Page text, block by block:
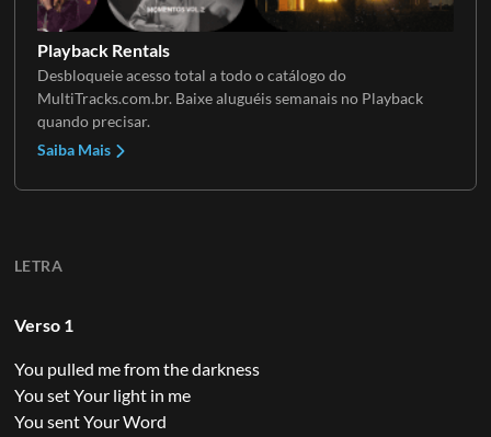
Playback Rentals
Desbloqueie acesso total a todo o catálogo do
MultiTracks.com.br. Baixe aluguéis semanais no Playback
quando precisar.
Saiba Mais
LETRA
Verso 1
You pulled me from the darkness
You set Your light in me
You sent Your Word